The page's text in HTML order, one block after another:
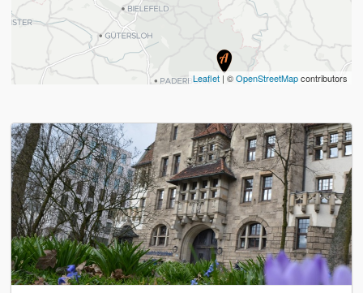
Leaflet | ©OpenStreetMapcontributors